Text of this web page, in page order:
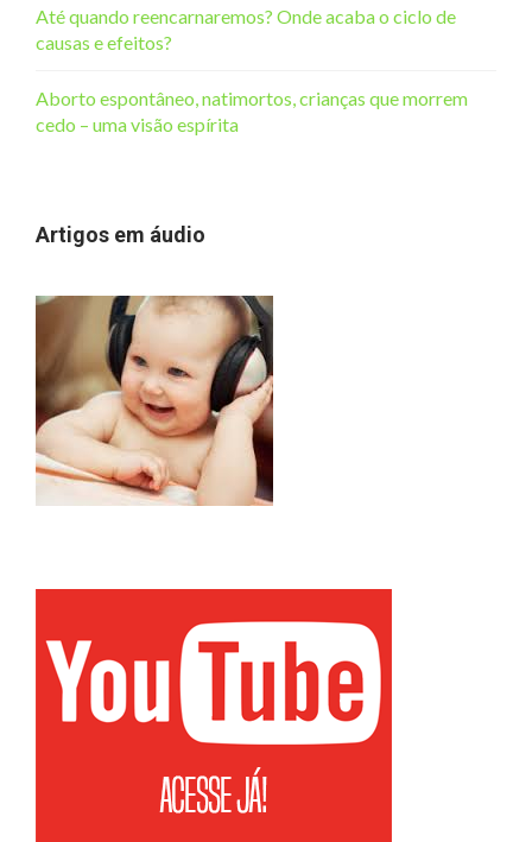
Até quando reencarnaremos? Onde acaba o ciclo de
causas e efeitos?
Aborto espontâneo, natimortos, crianças que morrem
cedo – uma visão espírita
Artigos em áudio